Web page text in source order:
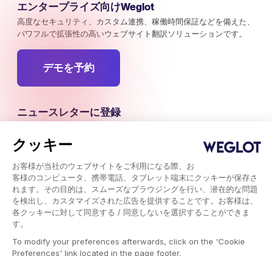
クッキー
お客様が当社のウェブサイトをご利用になる際、お
客様のコンピュータ、携帯電話、タブレット端末にクッキーが保存さ
れます。その目的は、スムーズなブラウジングを行い、潜在的な問題
を検出し、カスタマイズされた広告を提供することです。お客様は、
各クッキーに対して同意する / 同意しないを選択することができま
す。
To modify your preferences afterwards, click on the 'Cookie
Preferences' link located in the page footer.
エンタープライズ向けWeglot
高度なセキュリティ、カスタム連携、稼働時間保証などを備えた、
パワフルで拡張性の高いウェブサイト翻訳ソリューションです。
デモを予約
ニュースレターに登録
イトの最新情報をお届けします。
今すぐ登録
Weglot © 2026, Translation as a service.
Copyright © 2026 Weglot rights reserved.